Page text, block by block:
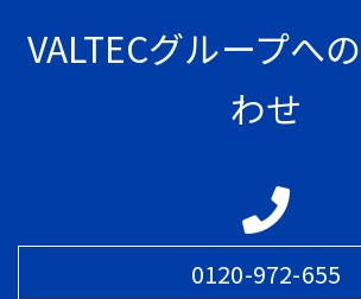
VALTECグループへ
わせ
0120-972-655